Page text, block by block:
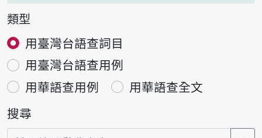
類型
用臺灣台語查詞目
用臺灣台語查用例
用華語查用例
用華語查全文
搜尋